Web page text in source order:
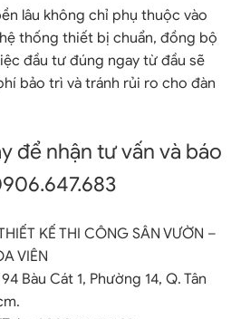
lâu không chỉ phụ thuộc vào
hệ thống thiết bị chuẩn, đồng bộ
đầu tư đúng ngay từ đầu sẽ
bảo trì và tránh rủi ro cho đàn
để nhận tư vấn và báo
KẾ THI CÔNG SÂN VƯỜN –
VIÊN
Bàu Cát 1, Phường 14, Q. Tân